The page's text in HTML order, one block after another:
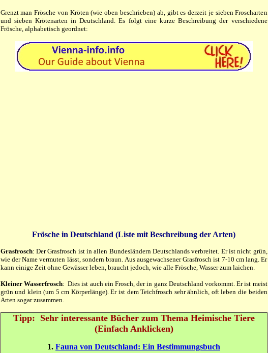
Grenzt man Frösche von Kröten (wie oben beschrieben) ab, gibt es derzeit je sieben Froscharten
und sieben Krötenarten in Deutschland. Es folgt eine kurze Beschreibung der verschiedene
Frösche, alphabetisch geordnet:
Frösche in Deutschland (Liste mit Beschreibung der Arten)
Grasfrosch: Der Grasfrosch ist in allen Bundesländern Deutschlands verbreitet. Er ist nicht grün,
wie der Name vermuten lässt, sondern braun. Aus ausgewachsener Grasfrosch ist 7-10 cm lang. Er
kann einige Zeit ohne Gewässer leben, braucht jedoch, wie alle Frösche, Wasser zum laichen.
Kleiner Wasserfrosch: Dies ist auch ein Frosch, der in ganz Deutschland vorkommt. Er ist meist
grün und klein (um 5 cm Körperlänge). Er ist dem Teichfrosch sehr ähnlich, oft leben die beiden
Arten sogar zusammen.
Tipp: Sehr interessante Bücher zum Thema Heimische Tiere
(Einfach Anklicken)
1. Fauna von Deutschland: Ein Bestimmungsbuch